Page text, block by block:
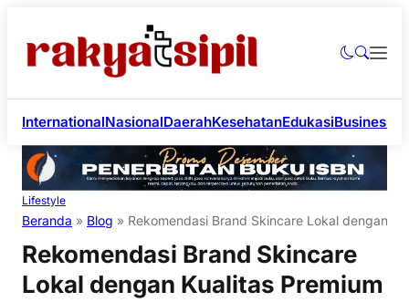
InternationalNasionalDaerahKesehatanEdukasiBusiness
Lifestyle
Beranda » Blog » Rekomendasi Brand Skincare Lokal dengan
Rekomendasi Brand Skincare
Lokal dengan Kualitas Premium